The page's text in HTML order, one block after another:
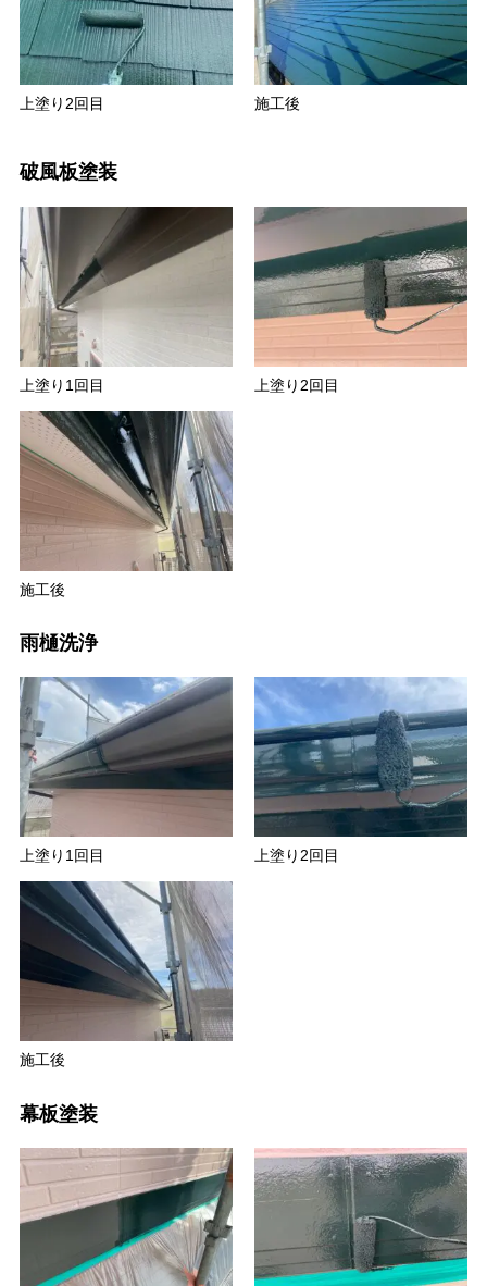
上塗り2回目 施工後
破風板塗装
上塗り1回目 上塗り2回目
施工後
雨樋洗浄
上塗り1回目 上塗り2回目
施工後
幕板塗装